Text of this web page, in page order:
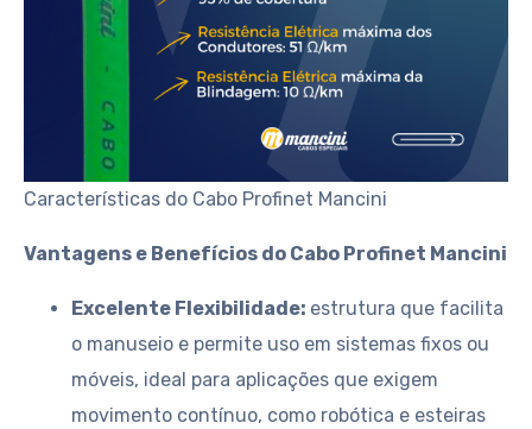
Características do Cabo Profinet Mancini
Vantagens e Benefícios do Cabo Profinet Mancini
Excelente Flexibilidade: estrutura que facilita
o manuseio e permite uso em sistemas fixos ou
móveis, ideal para aplicações que exigem
movimento contínuo, como robótica e esteiras